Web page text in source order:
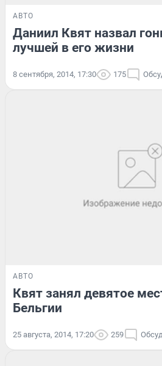
АВТО
Даниил Квят назвал
лучшей в его жизни
8 сентября, 2014, 17:30 175
АВТО
Квят занял девятое
Бельгии
25 августа, 2014, 17:20 259